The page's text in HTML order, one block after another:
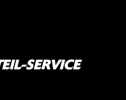
SERVICE